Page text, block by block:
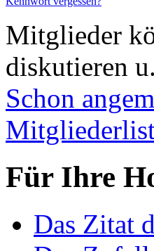
Mitglieder
diskutieren
Schon
Für Ihre
Das Zitat